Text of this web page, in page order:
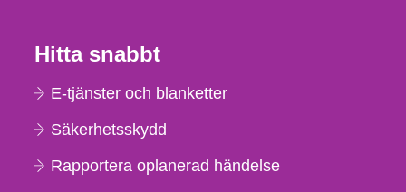
Hitta snabbt
E-tjänster och blanketter
Säkerhetsskydd
Rapportera oplanerad händelse